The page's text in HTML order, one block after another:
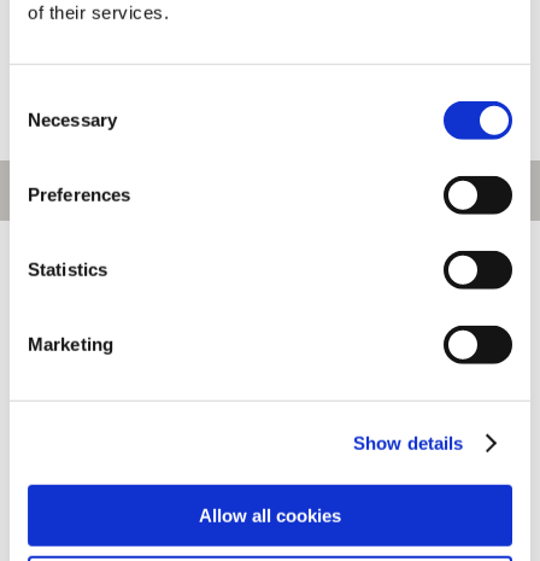
of their services.
Selection
Necessary
Preferences
Statistics
Marketing
Show details
Allow all cookies
カテゴリ
ジャンル